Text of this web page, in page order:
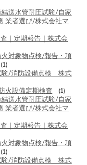
送水管耐圧試験/自家
業者選び/株式会社マ
｜定期報告｜株式会
対象物点検/報告・項
(1)
験/消防設備点検 株式
設備定期検査 (1)
送水管耐圧試験/自家
業者選び/株式会社マ
｜定期報告｜株式会
対象物点検/報告・項
(1)
験/消防設備点検 株式